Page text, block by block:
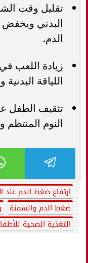
تقليل وقت
البدني
الدم.
زيادة اللعب
اللياقة
تثقيف الطفل
النوم المنتظم
ارتفاع ضغط الدم عند
ضغط الدم والسمنة
التغذية الصحية